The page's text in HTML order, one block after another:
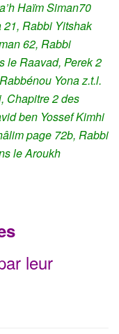
Haïm Siman70
Rabbi Yitshak
62, Rabbi
le Raavad, Perek 2
Yona z.t.l.
Chapitre 2 des
ben Yossef Kimhi
page 72b, Rabbi
le Aroukh
leur